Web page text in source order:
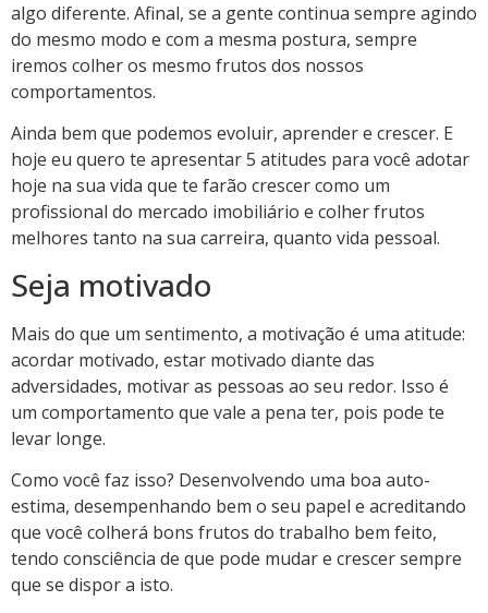
algo diferente. Afinal, se a gente continua sempre agindo
do mesmo modo e com a mesma postura, sempre
iremos colher os mesmo frutos dos nossos
comportamentos.
Ainda bem que podemos evoluir, aprender e crescer. E
hoje eu quero te apresentar 5 atitudes para você adotar
hoje na sua vida que te farão crescer como um
profissional do mercado imobiliário e colher frutos
melhores tanto na sua carreira, quanto vida pessoal.
Seja motivado
Mais do que um sentimento, a motivação é uma atitude:
acordar motivado, estar motivado diante das
adversidades, motivar as pessoas ao seu redor. Isso é
um comportamento que vale a pena ter, pois pode te
levar longe.
Como você faz isso? Desenvolvendo uma boa auto-
estima, desempenhando bem o seu papel e acreditando
que você colherá bons frutos do trabalho bem feito,
tendo consciência de que pode mudar e crescer sempre
que se dispor a isto.